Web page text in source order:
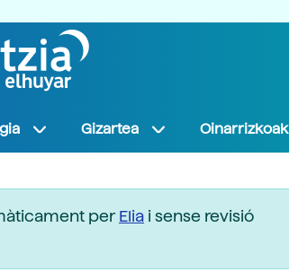
Gizartea Oinarrizkoak
perElia i sense revisió